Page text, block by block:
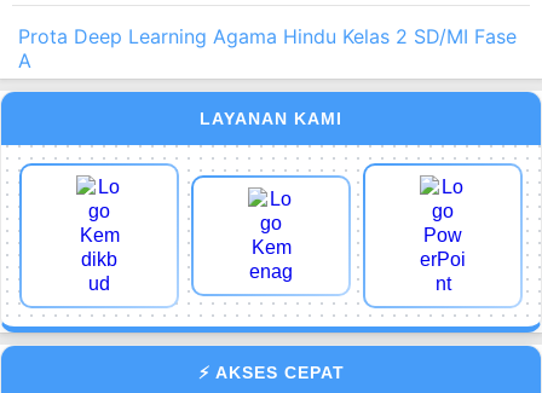
Prota Deep Learning Agama Hindu Kelas 2 SD/MI Fase
A
LAYANAN KAMI
⚡ AKSES CEPAT